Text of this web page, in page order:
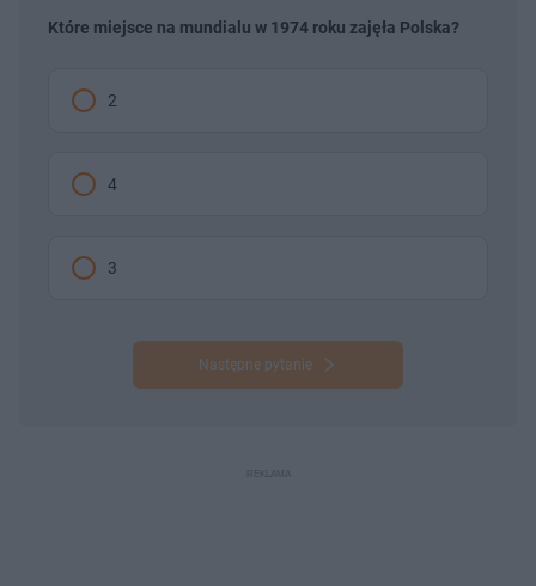
Które miejsce na mundialu w 1974 roku zajęła Polska?
2
4
3
Następne pytanie